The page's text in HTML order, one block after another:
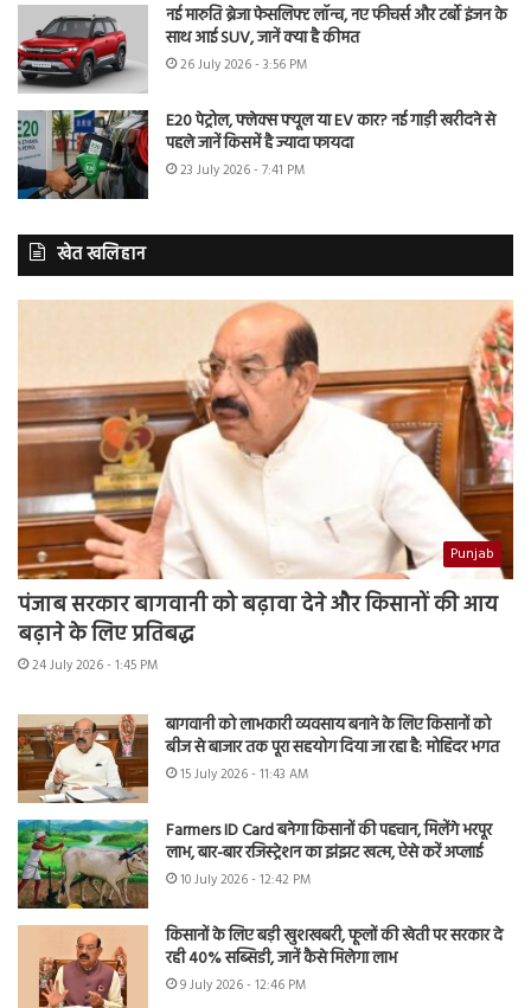
नई मारुति ब्रेजा फेसलिफ्ट लॉन्च, नए फीचर्स और टर्बो इंजन के
साथ आई SUV, जानें क्या है कीमत
26 July 2026 - 3:56 PM
E20 पेट्रोल, फ्लेक्स फ्यूल या EV कार? नई गाड़ी खरीदने से
पहले जानें किसमें है ज्यादा फायदा
23 July 2026 - 7:41 PM
खेत खलिहान
Punjab
पंजाब सरकार बागवानी को बढ़ावा देने और किसानों की आय
बढ़ाने के लिए प्रतिबद्ध
24 July 2026 - 1:45 PM
बागवानी को लाभकारी व्यवसाय बनाने के लिए किसानों को
बीज से बाजार तक पूरा सहयोग दिया जा रहा है: मोहिंदर भगत
15 July 2026 - 11:43 AM
Farmers ID Card बनेगा किसानों की पहचान, मिलेंगे भरपूर
लाभ, बार-बार रजिस्ट्रेशन का झंझट खत्म, ऐसे करें अप्लाई
10 July 2026 - 12:42 PM
किसानों के लिए बड़ी खुशखबरी, फूलों की खेती पर सरकार दे
रही 40% सब्सिडी, जानें कैसे मिलेगा लाभ
9 July 2026 - 12:46 PM